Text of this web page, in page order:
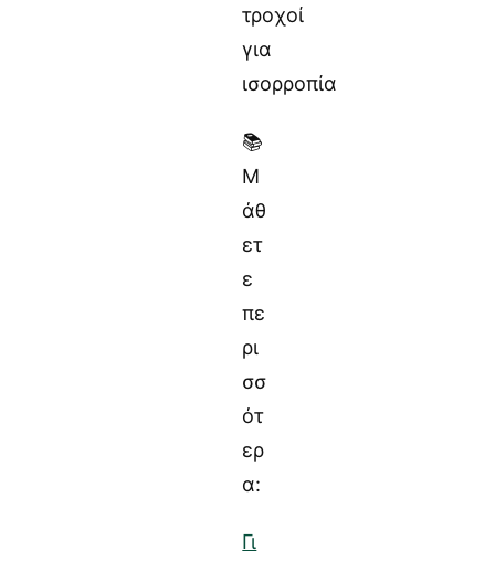
τροχοί
για
ισορροπία
📚
Μ
άθ
ετ
ε
πε
ρι
σσ
ότ
ερ
α:
Γι